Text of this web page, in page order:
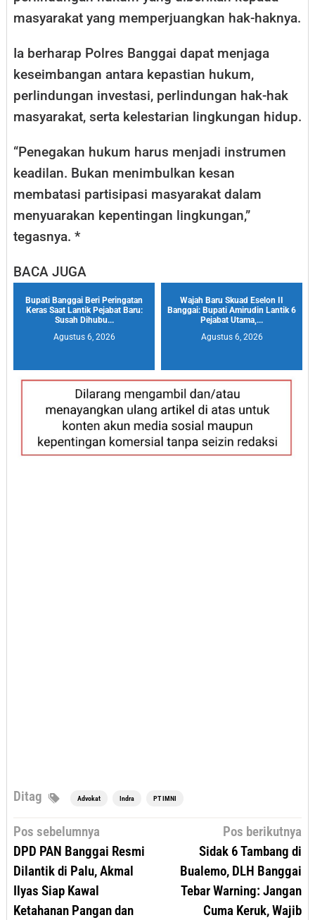
masyarakat yang memperjuangkan hak-haknya.
Ia berharap Polres Banggai dapat menjaga
keseimbangan antara kepastian hukum,
perlindungan investasi, perlindungan hak-hak
masyarakat, serta kelestarian lingkungan hidup.
“Penegakan hukum harus menjadi instrumen
keadilan. Bukan menimbulkan kesan
membatasi partisipasi masyarakat dalam
menyuarakan kepentingan lingkungan,”
tegasnya. *
BACA JUGA
Bupati Banggai Beri Peringatan
Keras Saat Lantik Pejabat Baru:
Susah Dihubu...
Agustus 6, 2026
Wajah Baru Skuad Eselon II
Banggai: Bupati Amirudin Lantik 6
Pejabat Utama,...
Agustus 6, 2026
Ditag Advokat Indra PT IMNI
Navigasi
Pos sebelumnya
DPD PAN Banggai Resmi
Dilantik di Palu, Akmal
Ilyas Siap Kawal
Ketahanan Pangan dan
Pos berikutnya
Sidak 6 Tambang di
Bualemo, DLH Banggai
Tebar Warning: Jangan
Cuma Keruk, Wajib